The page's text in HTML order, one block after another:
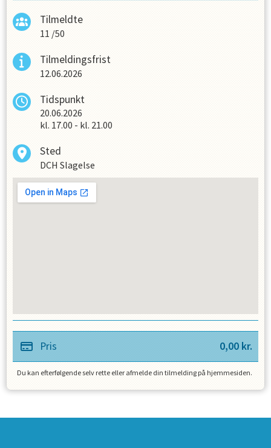
Tilmeldte
11 /50
Tilmeldingsfrist
12.06.2026
Tidspunkt
20.06.2026
kl. 17.00 - kl. 21.00
Sted
DCH Slagelse
Pris 0,00 kr.
Du kan efterfølgende selv rette eller afmelde din tilmelding på hjemmesiden.